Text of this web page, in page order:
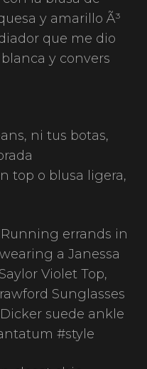
ni tus botas,
top o blusa ligera,